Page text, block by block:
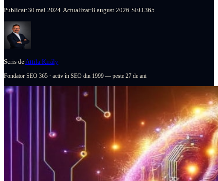
Publicat:30 mai 2024·Actualizat:8 august 2026·SEO 365
Scris de Attila Király
Fondator SEO 365 · activ în SEO din 1999 — peste 27 de ani